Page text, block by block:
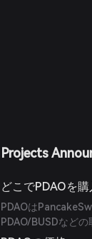
Projects
どこでPDAOを
PDAOは
PDAO/BUSDなどの